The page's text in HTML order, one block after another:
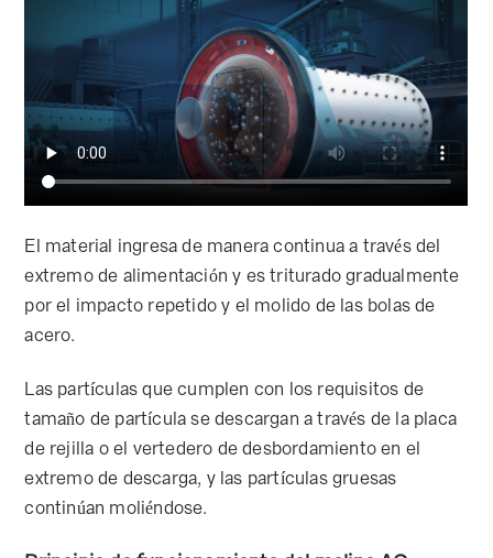
El material ingresa de manera continua a través del
extremo de alimentación y es triturado gradualmente
por el impacto repetido y el molido de las bolas de
acero.
Las partículas que cumplen con los requisitos de
tamaño de partícula se descargan a través de la placa
de rejilla o el vertedero de desbordamiento en el
extremo de descarga, y las partículas gruesas
continúan moliéndose.